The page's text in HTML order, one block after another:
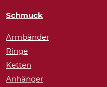
Schmuck
Armbänder
Ringe
Ketten
Anhänger